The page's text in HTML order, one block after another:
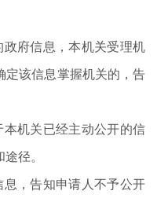
政府信息，本机关受理机
定该信息掌握机关的，告
本机关已经主动公开的信
径。
息，告知申请人不予公开